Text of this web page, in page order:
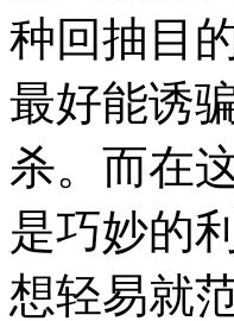
种回抽目
最好能诱
杀。而在
是巧妙的
想轻易就